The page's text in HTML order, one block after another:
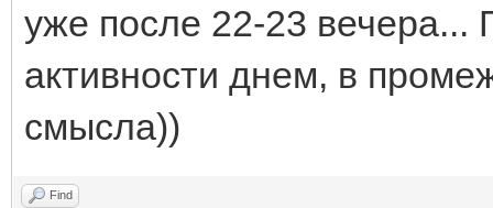
уже после 22-23 вечера...
активности днем, в
смысла))
Find